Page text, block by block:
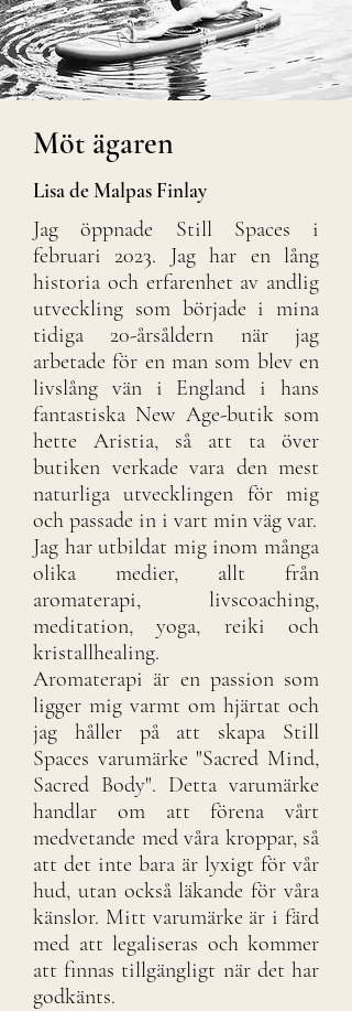
Möt ägaren
Lisa de Malpas Finlay
Jag öppnade Still Spaces i
februari 2023. Jag har en lång
historia och erfarenhet av andlig
utveckling som började i mina
tidiga 20-årsåldern när jag
arbetade för en man som blev en
livslång vän i England i hans
fantastiska New Age-butik som
hette Aristia, så att ta över
butiken verkade vara den mest
naturliga utvecklingen för mig
och passade in i vart min väg var.
Jag har utbildat mig inom många
olika medier, allt från
aromaterapi, livscoaching,
meditation, yoga, reiki och
kristallhealing.
Aromaterapi är en passion som
ligger mig varmt om hjärtat och
jag håller på att skapa Still
Spaces varumärke "Sacred Mind,
Sacred Body". Detta varumärke
handlar om att förena vårt
medvetande med våra kroppar, så
att det inte bara är lyxigt för vår
hud, utan också läkande för våra
känslor. Mitt varumärke är i färd
med att legaliseras och kommer
att finnas tillgängligt när det har
godkänts.